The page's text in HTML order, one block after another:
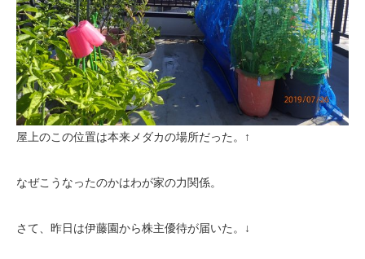
屋上のこの位置は本来メダカの場所だった。↑
なぜこうなったのかはわが家の力関係。
さて、昨日は伊藤園から株主優待が届いた。↓